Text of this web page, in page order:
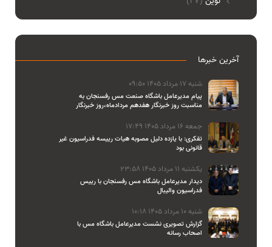
آخرین خبرها
شنبه 17 مرداد 1405 09:50
پیام مدیرعامل باشگاه صنعت مس رفسنجان به
مناسبت روز خبرنگار هفدهم مردادماه،روز خبرنگار
جمعه 16 مرداد 1405 17:49
تفکری: با یازده دلیل مصوبه هیات رییسه فدراسیون غیر
قانونی بود
یکشنبه 11 مرداد 1405 23:58
دیدار مدیرعامل باشگاه مس رفسنجان با رییس
فدراسیون والیبال
شنبه 10 مرداد 1405 10:18
گزارش تصویری نشست مدیرعامل باشگاه مس با
اصحاب رسانه